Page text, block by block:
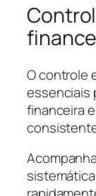
O controle
essenciais
financeira